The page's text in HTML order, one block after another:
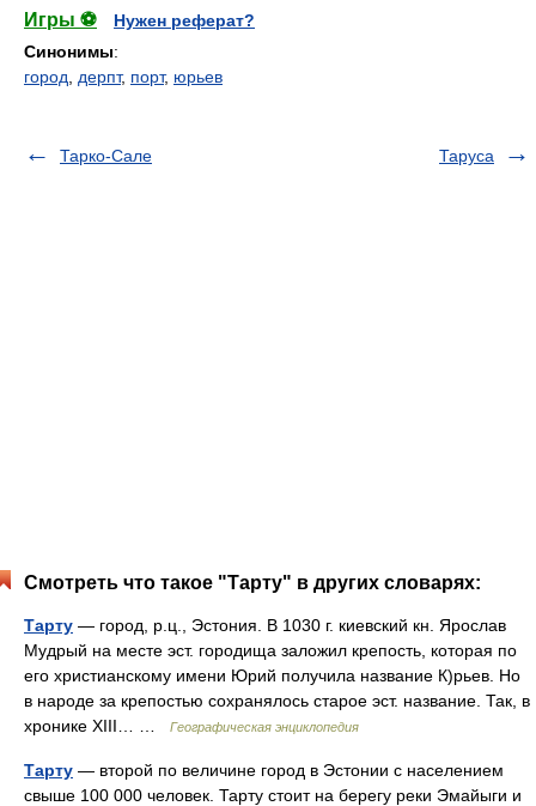
Игры ⚽
Нужен реферат?
Синонимы:
город
дерпт, порт, юрьев
Тарко-Сале Таруса
Смотреть что такое "Тарту" в других словарях:
Тарту — город, р.ц., Эстония. В 1030 г. киевский кн. Ярослав
Мудрый на месте эст. городища заложил крепость, которая по
его христианскому имени Юрий получила название К)рьев. Но
в народе за крепостью сохранялось старое эст. название. Так, в
хронике XIII… …
Географическая энциклопедия
Тарту — второй по величине город в Эстонии с населением
свыше 100 000 человек. Тарту стоит на берегу реки Эмайыги и